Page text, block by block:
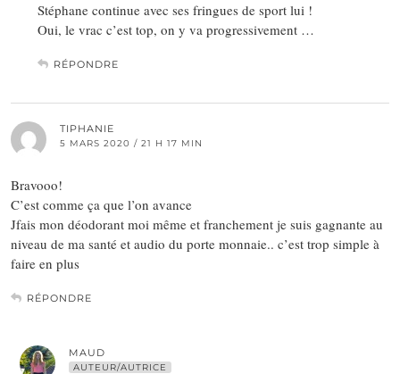
Stéphane continue avec ses fringues de sport lui !
Oui, le vrac c’est top, on y va progressivement …
RÉPONDRE
TIPHANIE
5 MARS 2020 / 21 H 17 MIN
Bravooo!
C’est comme ça que l’on avance
Jfais mon déodorant moi même et franchement je suis gagnante au
niveau de ma santé et audio du porte monnaie.. c’est trop simple à
faire en plus
RÉPONDRE
MAUD
AUTEUR/AUTRICE